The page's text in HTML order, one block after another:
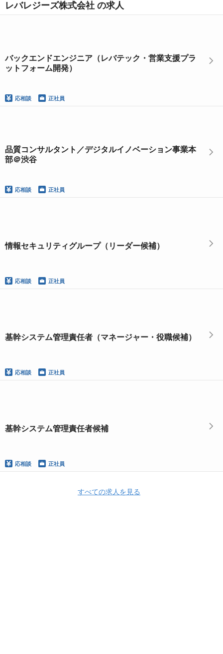
レバレジーズ株式会社 の求人
バックエンドエンジニア（レバテック・営業支援プラ
ットフォーム開発）
応相談 正社員
品質コンサルタント／デジタルイノベーション事業本
部＠渋谷
応相談 正社員
情報セキュリティグループ（リーダー候補）
応相談 正社員
基幹システム管理責任者（マネージャー・役職候補）
応相談 正社員
基幹システム管理責任者候補
応相談 正社員
すべての求人を見る